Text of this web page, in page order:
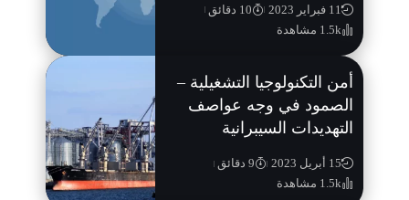
11 فبراير 2023
10 دقائق
1.5k مشاهدة
أمن التكنولوجيا التشغيلية –
الصمود في وجه عواصف
التهديدات السيبرانية
15 أبريل 2023
9 دقائق
1.5k مشاهدة